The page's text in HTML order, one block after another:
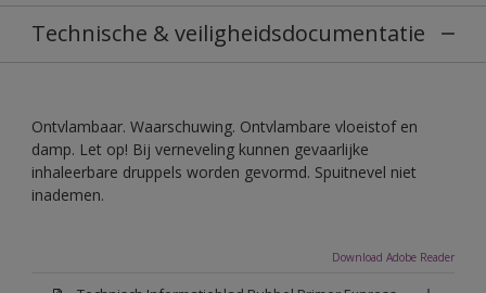
Technische & veiligheidsdocumentatie
Ontvlambaar. Waarschuwing. Ontvlambare vloeistof en
damp. Let op! Bij verneveling kunnen gevaarlijke
inhaleerbare druppels worden gevormd. Spuitnevel niet
inademen.
Download Adobe Reader